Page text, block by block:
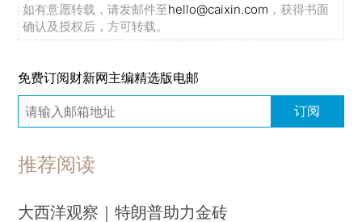
如有意愿转载，请发邮件至hello@caixin.com ，获得书面
确认及授权后，方可转载。
免费订阅财新网主编精选版电邮
订阅
推荐阅读
大西洋观察｜特朗普助力金砖